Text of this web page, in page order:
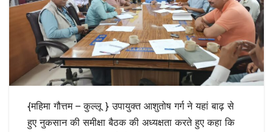
{महिमा गौत्तम – कुल्लू } उपायुक्त आशुतोष गर्ग ने यहां बाढ़ से
हुए नुकसान की समीक्षा बैठक की अध्यक्षता करते हुए कहा कि